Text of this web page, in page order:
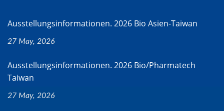
Ausstellungsinformationen. 2026 Bio Asien-Taiwan
27 May, 2026
Ausstellungsinformationen. 2026 Bio/Pharmatech
Taiwan
27 May, 2026